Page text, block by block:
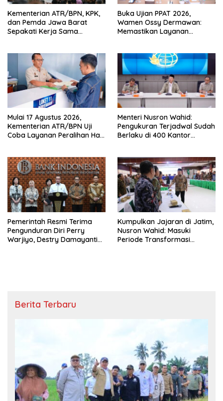
Kementerian ATR/BPN, KPK,
dan Pemda Jawa Barat
Sepakati Kerja Sama
Buka Ujian PPAT 2026,
Wamen Ossy Dermawan:
Memastikan Layanan
Berintegritas
Mulai 17 Agustus 2026,
Kementerian ATR/BPN Uji
Coba Layanan Peralihan Hak
Menteri Nusron Wahid:
Pengukuran Terjadwal Sudah
Berlaku di 400 Kantor
Pemerintah Resmi Terima
Pengunduran Diri Perry
Warjiyo, Destry Damayanti
Kumpulkan Jajaran di Jatim,
Nusron Wahid: Masuki
Periode Transformasi
Berita Terbaru